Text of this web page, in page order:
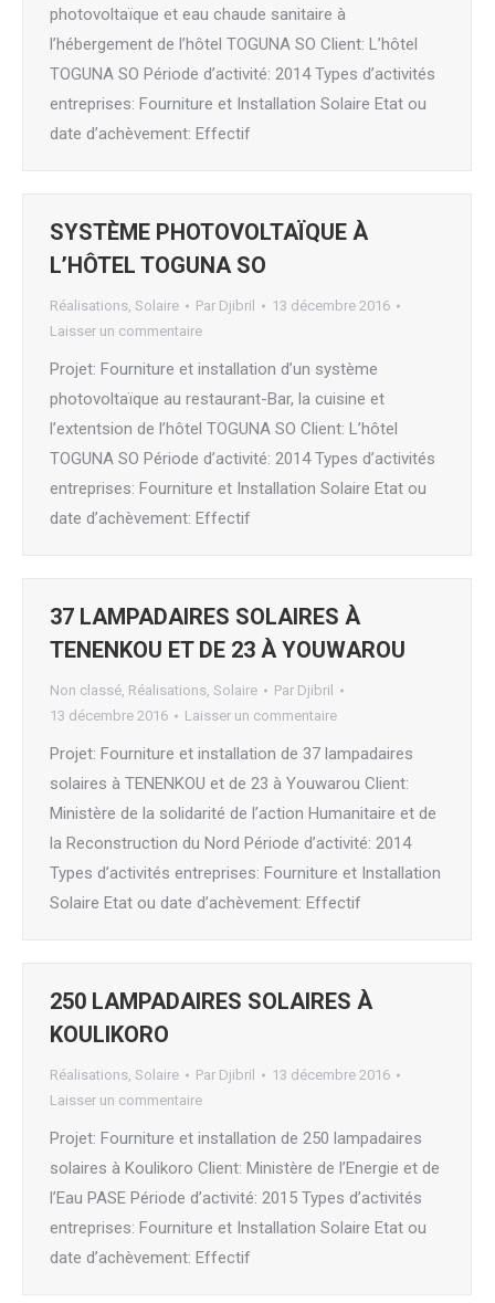
photovoltaïque et eau chaude sanitaire à
l’hébergement de l’hôtel TOGUNA SO Client: L’hôtel
TOGUNA SO Période d’activité: 2014 Types d’activités
entreprises: Fourniture et Installation Solaire Etat ou
date d’achèvement: Effectif
SYSTÈME PHOTOVOLTAÏQUE À
L’HÔTEL TOGUNA SO
Réalisations, Solaire Par Djibril
13 décembre 2016
Laisser un commentaire
Projet: Fourniture et installation d’un système
photovoltaïque au restaurant-Bar, la cuisine et
l’extentsion de l’hôtel TOGUNA SO Client: L’hôtel
TOGUNA SO Période d’activité: 2014 Types d’activités
entreprises: Fourniture et Installation Solaire Etat ou
date d’achèvement: Effectif
37 LAMPADAIRES SOLAIRES À
TENENKOU ET DE 23 À YOUWAROU
Non classé, Réalisations, Solaire Par Djibril
13 décembre 2016
Laisser un commentaire
Projet: Fourniture et installation de 37 lampadaires
solaires à TENENKOU et de 23 à Youwarou Client:
Ministère de la solidarité de l’action Humanitaire et de
la Reconstruction du Nord Période d’activité: 2014
Types d’activités entreprises: Fourniture et Installation
Solaire Etat ou date d’achèvement: Effectif
250 LAMPADAIRES SOLAIRES À
KOULIKORO
Réalisations, Solaire Par Djibril
13 décembre 2016
Laisser un commentaire
Projet: Fourniture et installation de 250 lampadaires
solaires à Koulikoro Client: Ministère de l’Energie et de
l’Eau PASE Période d’activité: 2015 Types d’activités
entreprises: Fourniture et Installation Solaire Etat ou
date d’achèvement: Effectif